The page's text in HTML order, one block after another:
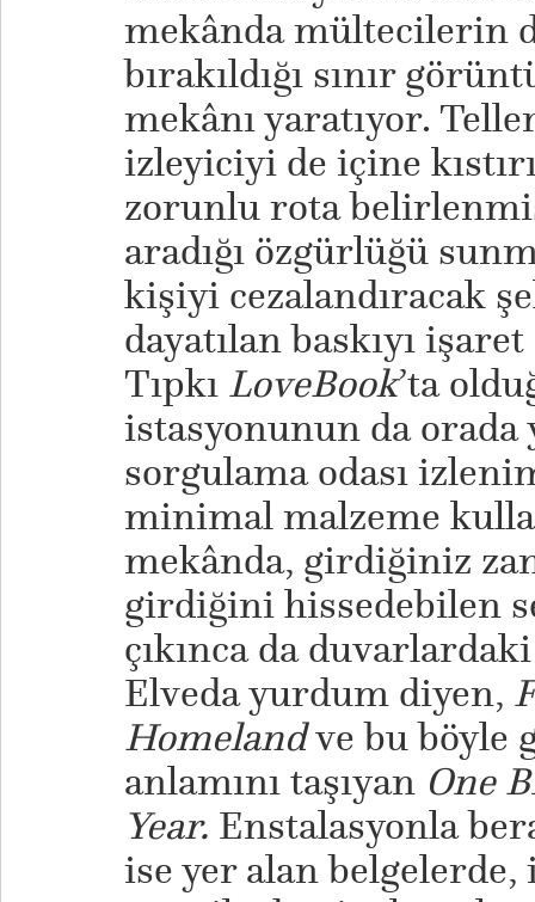
mekânda mültecilerin
bırakıldığı sınır
mekânı yaratıyor.
izleyiciyi de içine
zorunlu rota
aradığı özgürlüğü
kişiyi cezalandıracak
dayatılan baskıyı
Tıpkı LoveBook’ta
istasyonunun da orada
sorgulama odası
minimal malzeme
mekânda, girdiğiniz
girdiğini hissedebilen
çıkınca da
Elveda yurdum diyen,
Homelandve bu böyle
anlamını taşıyan One
Year. Enstalasyonla
ise yer alan belgelerde,